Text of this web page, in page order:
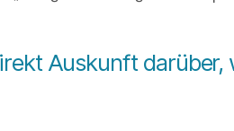
Auskunft darüber,